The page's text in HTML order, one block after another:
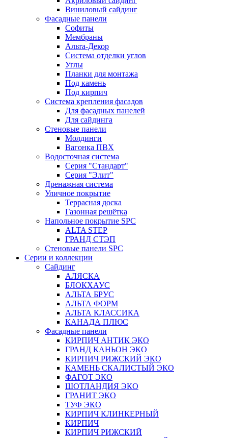
Виниловый сайдинг
Фасадные панели
Софиты
Мембраны
Альта-Декор
Система отделки углов
Углы
Планки для монтажа
Под камень
Под кирпич
Система крепления фасадов
Для фасадных панелей
Для сайдинга
Стеновые панели
Молдинги
Вагонка ПВХ
Водосточная система
Серия "Стандарт"
Серия "Элит"
Дренажная система
Уличное покрытие
Террасная доска
Газонная решётка
Напольное покрытие SPC
ALTA STEP
ГРАНД СТЭП
Стеновые панели SPC
Серии и коллекции
Сайдинг
АЛЯСКА
БЛОКХАУС
АЛЬТА БРУС
АЛЬТА ФОРМ
АЛЬТА КЛАССИКА
КАНАДА ПЛЮС
Фасадные панели
КИРПИЧ АНТИК ЭКО
ГРАНД КАНЬОН ЭКО
КИРПИЧ РИЖСКИЙ ЭКО
КАМЕНЬ СКАЛИСТЫЙ ЭКО
ФАГОТ ЭКО
ШОТЛАНДИЯ ЭКО
ГРАНИТ ЭКО
ТУФ ЭКО
КИРПИЧ КЛИНКЕРНЫЙ
КИРПИЧ
КИРПИЧ РИЖСКИЙ